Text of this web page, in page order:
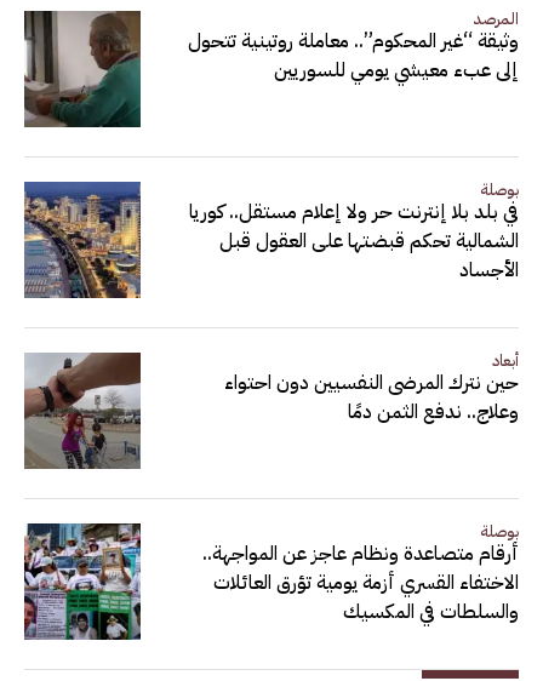
المرصد
وثيقة “غير المحكوم”.. معاملة روتينية تتحول
إلى عبء معيشي يومي للسوريين
بوصلة
في بلد بلا إنترنت حر ولا إعلام مستقل.. كوريا
الشمالية تحكم قبضتها على العقول قبل
الأجساد
أبعاد
حين نترك المرضى النفسيين دون احتواء
وعلاج.. ندفع الثمن دمًا
بوصلة
أرقام متصاعدة ونظام عاجز عن المواجهة..
الاختفاء القسري أزمة يومية تؤرق العائلات
والسلطات في المكسيك